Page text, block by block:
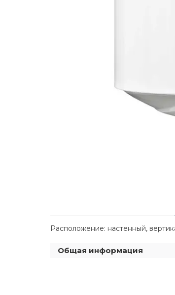
Расположение: настенный,
Общая информация